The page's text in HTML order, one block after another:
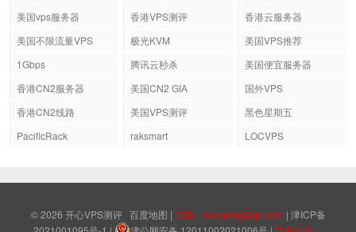
美国vps服务器
香港VPS测评
香港云服务器
美国不限流量VPS
极光KVM
美国VPS推荐
1Gbps
腾讯云秒杀
美国便宜服务器
香港CN2服务器
美国CN2 GIA
国外VPS
香港CN2线路
美国VPS测评
黑色星期五
PacificRack
raksmart LOCVPS
© 2026 开心VPS测评 百度地图 | 邮箱：kxceping@qq.com | 津ICP备